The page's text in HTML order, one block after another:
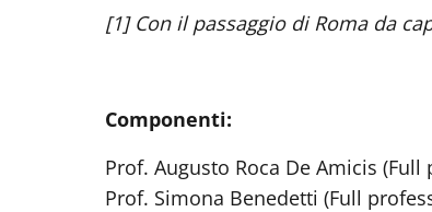
[1] Con il passaggio di Roma da
Componenti:
Prof. Augusto Roca De Amicis (Full
Prof. Simona Benedetti (Full